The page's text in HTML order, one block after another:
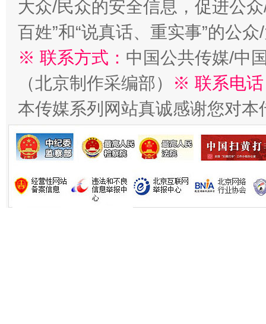
习近平的博鳌关键词
魏明亮
大众/民众的安全信息，促进公
百姓”和“说真话、重实事”的公
※ 联系方式： 中国公共传媒/中
（北京制作采编部）
※ 联系电
本传媒系列网站真诚感谢您对